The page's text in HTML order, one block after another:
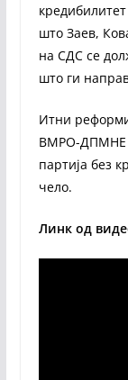
што Заев,
на СДС се
што ги
Итни
ВМРО-ДПМНЕ
партија без
чело.
Линк од